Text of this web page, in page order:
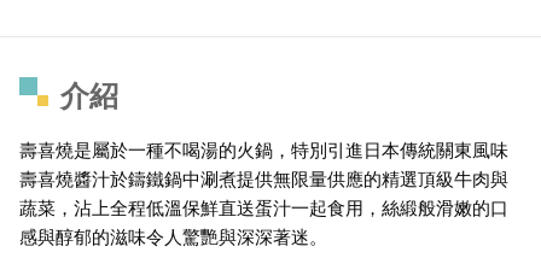
介紹
壽喜燒是屬於一種不喝湯的火鍋，特別引進日本傳統關東風味
壽喜燒醬汁於鑄鐵鍋中涮煮提供無限量供應的精選頂級牛肉與
蔬菜，沾上全程低溫保鮮直送蛋汁一起食用，絲緞般滑嫩的口
感與醇郁的滋味令人驚艷與深深著迷。